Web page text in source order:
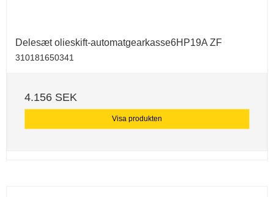
Delesæt olieskift-automatgearkasse6HP19A ZF
310181650341
4.156 SEK
Visa produkten